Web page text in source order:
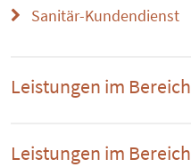
Sanitär-Kundendienst
Leistungen im Bereich
Leistungen im Bereich